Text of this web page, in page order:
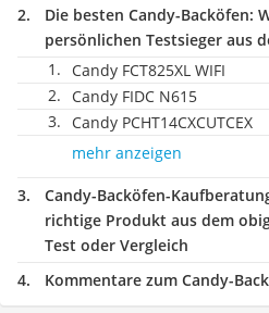
Die besten Candy-Backöfen:
persönlichen Testsieger aus
Candy FCT825XL WIFI
Candy FIDC N615
Candy PCHT14CXCUTCEX
mehr anzeigen
Candy-Backöfen-
richtige Produkt aus dem
Test oder Vergleich
Kommentare zum Candy-